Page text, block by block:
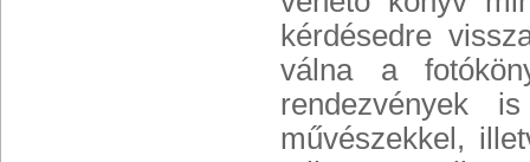
kérdésedre
válna a
rendezvények
művészekkel,